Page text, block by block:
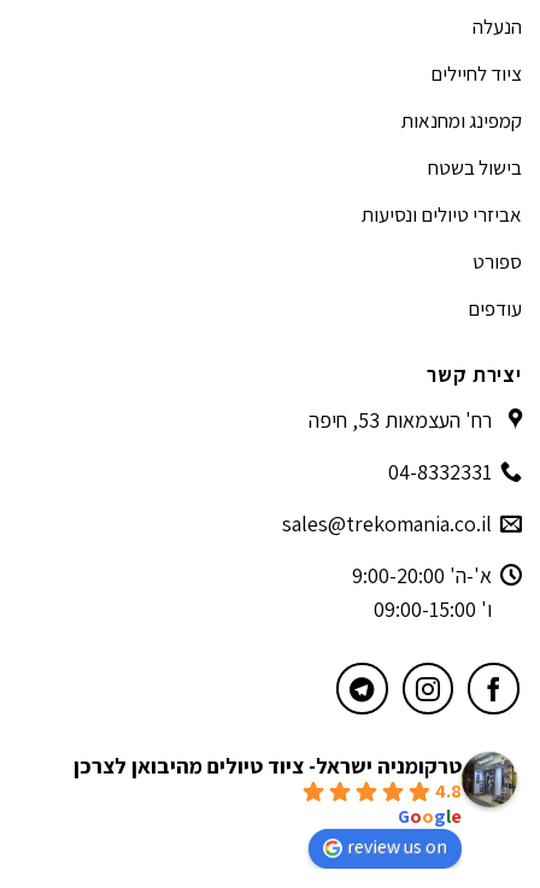
הנעלה
ציוד לחיילים
קמפינג ומחנאות
בישול בשטח
אביזרי טיולים ונסיעות
ספורט
עודפים
יצירת קשר
רח' העצמאות 53, חיפה
04-8332331
sales@trekomania.co.il
א'-ה' 9:00-20:00
ו' 09:00-15:00
טרקומניה ישראל- ציוד טיולים מהיבואן לצרכן
4.8
Google
review us on